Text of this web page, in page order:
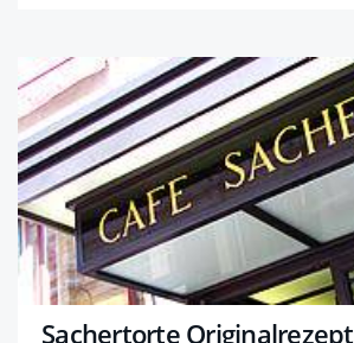
Sachertorte Originalrezept